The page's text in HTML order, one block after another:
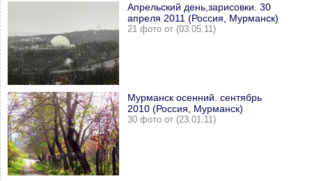
Апрельский день,зарисовки. 30
апреля 2011 (Россия, Мурманск)
21 фото от (03.05.11)
Мурманск осенний. сентябрь
2010 (Россия, Мурманск)
30 фото от (23.01.11)